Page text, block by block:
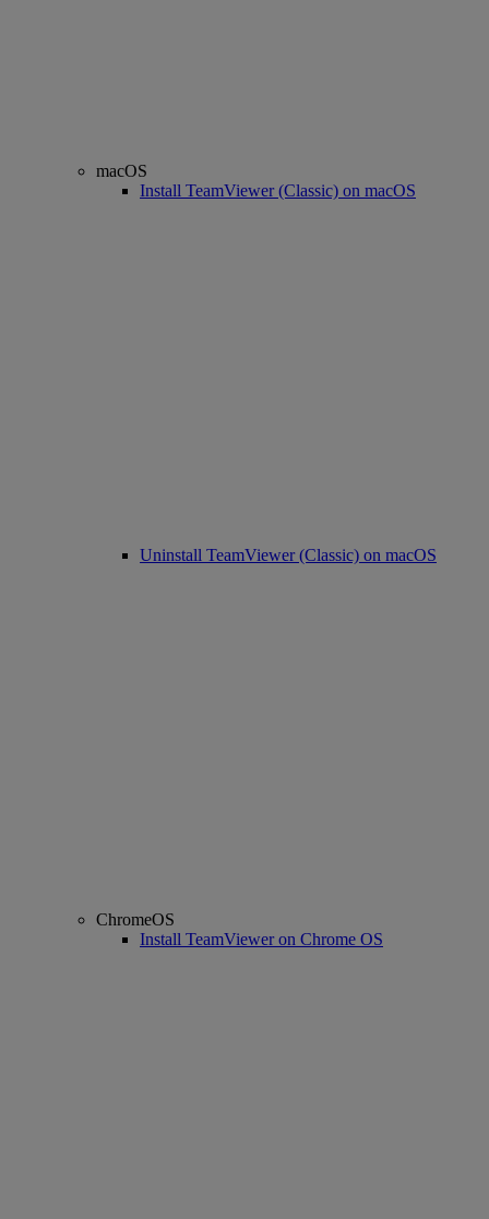
macOS
Install TeamViewer (Classic) on macOS
Uninstall TeamViewer (Classic) on macOS
ChromeOS
Install TeamViewer on Chrome OS